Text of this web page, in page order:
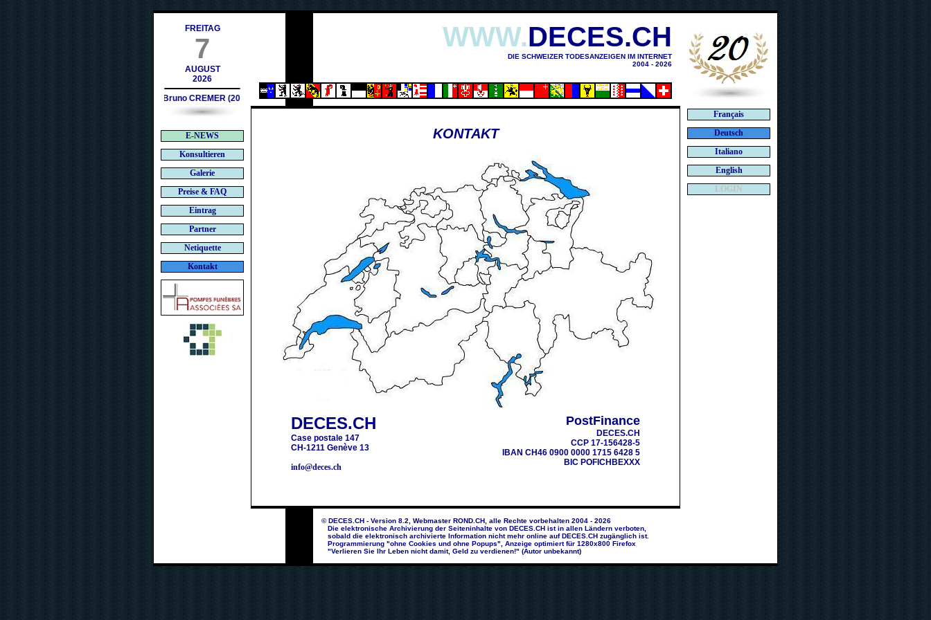
FREITAG
7
AUGUST
2026
Bruno CREMER (2010)
E-NEWS
Konsultieren
Galerie
Preise & FAQ
Eintrag
Partner
Netiquette
Kontakt
WWW.DECES.CH
DIE SCHWEIZER TODESANZEIGEN IM INTERNET
2004 - 2026
KONTAKT
DECES.CH
Case postale 147
CH-1211 Genève 13
info@deces.ch
PostFinance
DECES.CH
CCP 17-156428-5
IBAN CH46 0900 0000 1715 6428 5
BIC POFICHBEXXX
© DECES.CH - Version 8.2, Webmaster ROND.CH, alle Rechte vorbehalten 2004 - 2026
Die elektronische Archivierung der Seiteninhalte von DECES.CH ist in allen Ländern verboten,
sobald die elektronisch archivierte Information nicht mehr online auf DECES.CH zugänglich ist.
Programmierung "ohne Cookies und ohne Popups", Anzeige optimiert für 1280x800 Firefox
"Verlieren Sie Ihr Leben nicht damit, Geld zu verdienen!" (Autor unbekannt)
Français
Deutsch
Italiano
English
LOGIN